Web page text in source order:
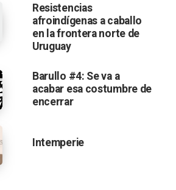
Resistencias
afroindígenas a caballo
en la frontera norte de
Uruguay
Barullo #4: Se va a
acabar esa costumbre de
encerrar
Intemperie